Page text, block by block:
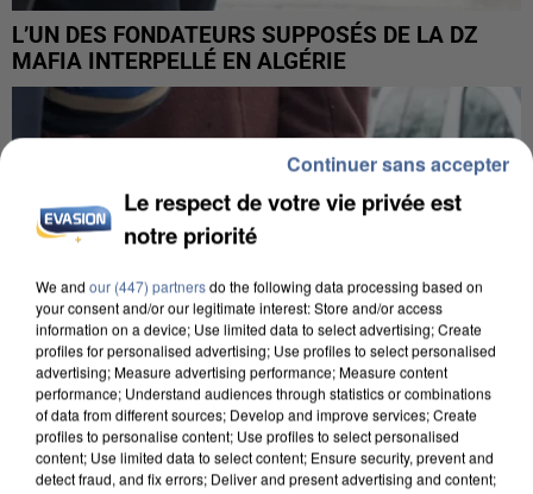
L’UN DES FONDATEURS SUPPOSÉS DE LA DZ
MAFIA INTERPELLÉ EN ALGÉRIE
Le respect de votre vie privée est
notre priorité
We and our (447) partnersdo the following data processing based on
your consent and/or our legitimate interest: Store and/or access
information on a device; Use limited data to select advertising; Create
profiles for personalised advertising; Use profiles to select personalised
advertising; Measure advertising performance; Measure content
performance; Understand audiences through statistics or combinations
of data from different sources; Develop and improve services; Create
profiles to personalise content; Use profiles to select personalised
content; Use limited data to select content; Ensure security, prevent and
detect fraud, and fix errors; Deliver and present advertising and content;
Continuer sans accepter